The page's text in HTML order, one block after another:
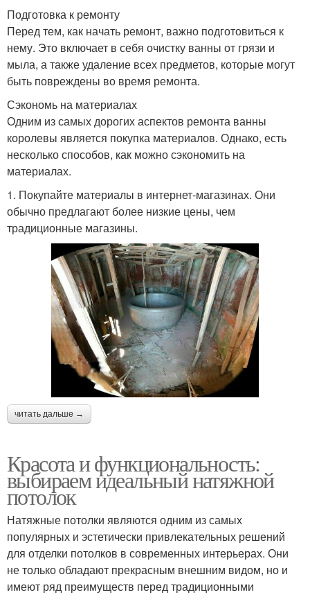
Подготовка к ремонту
Перед тем, как начать ремонт, важно подготовиться к
нему. Это включает в себя очистку ванны от грязи и
мыла, а также удаление всех предметов, которые могут
быть повреждены во время ремонта.
Сэкономь на материалах
Одним из самых дорогих аспектов ремонта ванны
королевы является покупка материалов. Однако, есть
несколько способов, как можно сэкономить на
материалах.
1. Покупайте материалы в интернет-магазинах. Они
обычно предлагают более низкие цены, чем
традиционные магазины.
читать дальше →
Красота и функциональность:
выбираем идеальный натяжной
потолок
Натяжные потолки являются одним из самых
популярных и эстетически привлекательных решений
для отделки потолков в современных интерьерах. Они
не только обладают прекрасным внешним видом, но и
имеют ряд преимуществ перед традиционными